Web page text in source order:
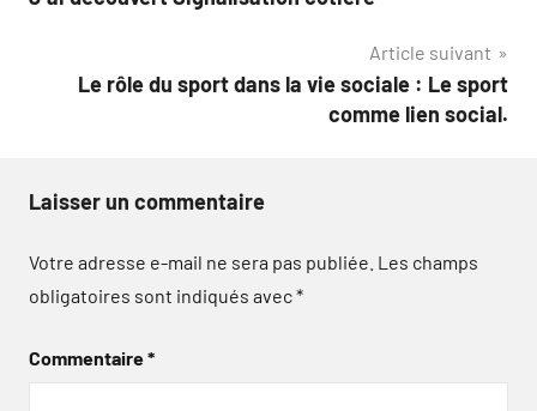
de
Article suivant
Le rôle du sport dans la vie sociale : Le sport
comme lien social.
Laisser un commentaire
Votre adresse e-mail ne sera pas publiée. Les champs
obligatoires sont indiqués avec*
Commentaire*